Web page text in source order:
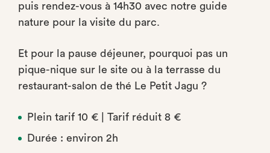
puis rendez-vous à 14h30 avec notre guide
nature pour la visite du parc.
Et pour la pause déjeuner, pourquoi pas un
pique-nique sur le site ou à la terrasse du
restaurant-salon de thé Le Petit Jagu ?
Plein tarif 10 € | Tarif réduit 8 €
Durée : environ 2h